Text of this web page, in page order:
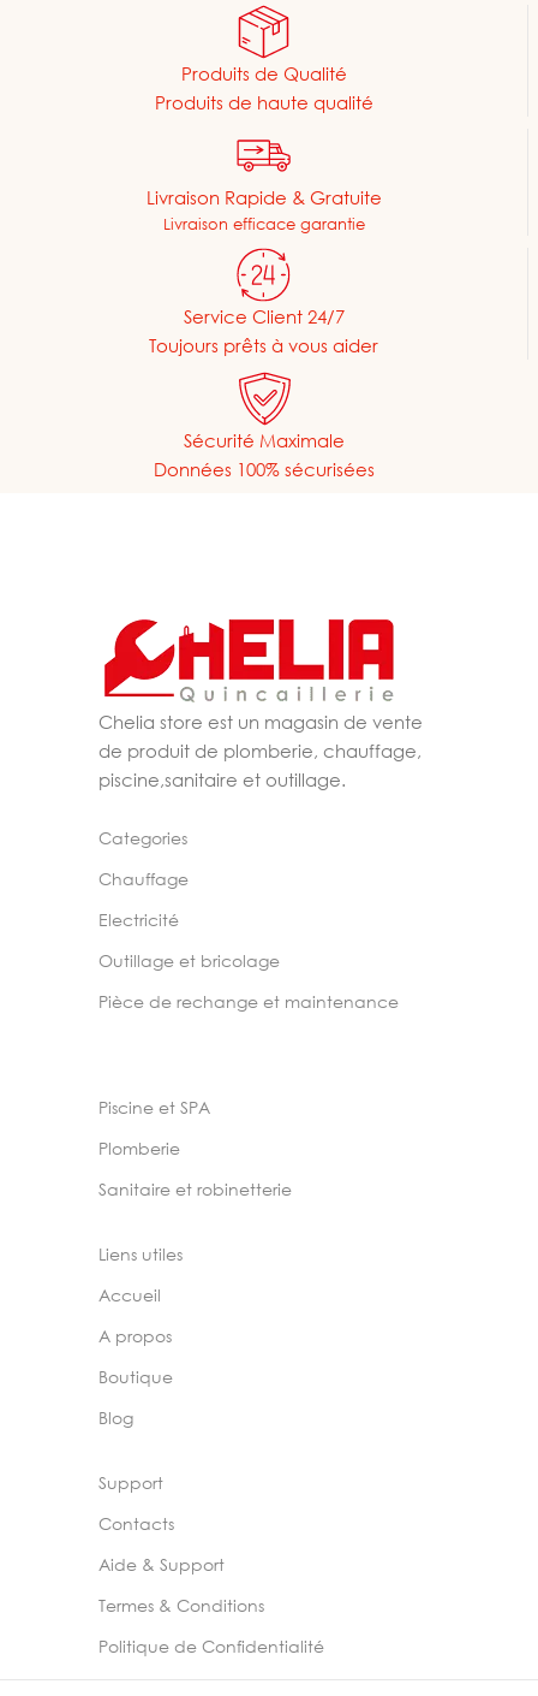
Produits de Qualité
Produits de haute qualité
Livraison Rapide & Gratuite
Livraison efficace garantie
Service Client 24/7
Toujours prêts à vous aider
Sécurité Maximale
Données 100% sécurisées
Chelia store est un magasin de vente
de produit de plomberie, chauffage,
piscine,sanitaire et outillage.
Categories
Chauffage
Electricité
Outillage et bricolage
Pièce de rechange et maintenance
Piscine et SPA
Plomberie
Sanitaire et robinetterie
Liens utiles
Accueil
A propos
Boutique
Blog
Support
Contacts
Aide & Support
Termes & Conditions
Politique de Confidentialité